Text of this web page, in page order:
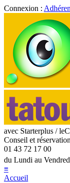
Connexion :
avec Starterplus /
Conseil et
01 43 72 17 00
du Lundi au
≡
Accueil